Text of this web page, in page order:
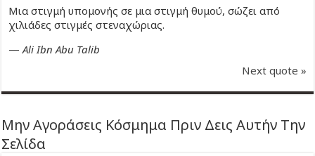
Μια στιγμή υπομονής σε μια στιγμή θυμού, σώζει από
χιλιάδες στιγμές στεναχώριας.
—Ali Ibn Abu Talib
Next quote »
Μην Αγοράσεις Κόσμημα Πριν Δεις Αυτήν Την
Σελίδα